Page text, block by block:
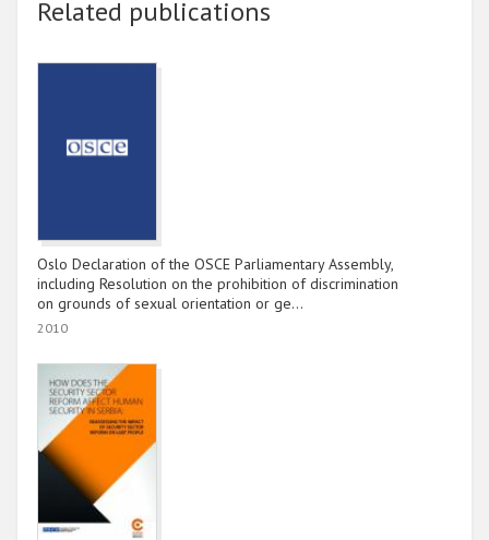
Related publications
Oslo Declaration of the OSCE Parliamentary Assembly,
including Resolution on the prohibition of discrimination
on grounds of sexual orientation or ge…
2010